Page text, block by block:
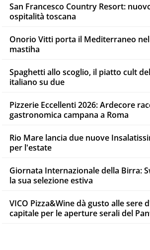
San Francesco Country Resort:
ospitalità toscana
Onorio Vitti porta il Mediterraneo
mastiha
Spaghetti allo scoglio, il piatto cult
italiano su due
Pizzerie Eccellenti 2026: Ardecore
gastronomica campana a Roma
Rio Mare lancia due nuove
per l'estate
Giornata Internazionale della Birra:
la sua selezione estiva
VICO Pizza&Wine dà gusto alle sere
capitale per le aperture serali del